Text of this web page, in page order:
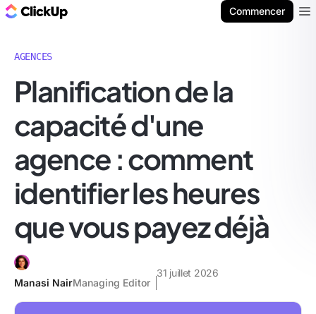
Commencer
AGENCES
Planification de la
capacité d'une
agence : comment
identifier les heures
que vous payez déjà
Manasi NairManaging Editor
31 juillet 2026